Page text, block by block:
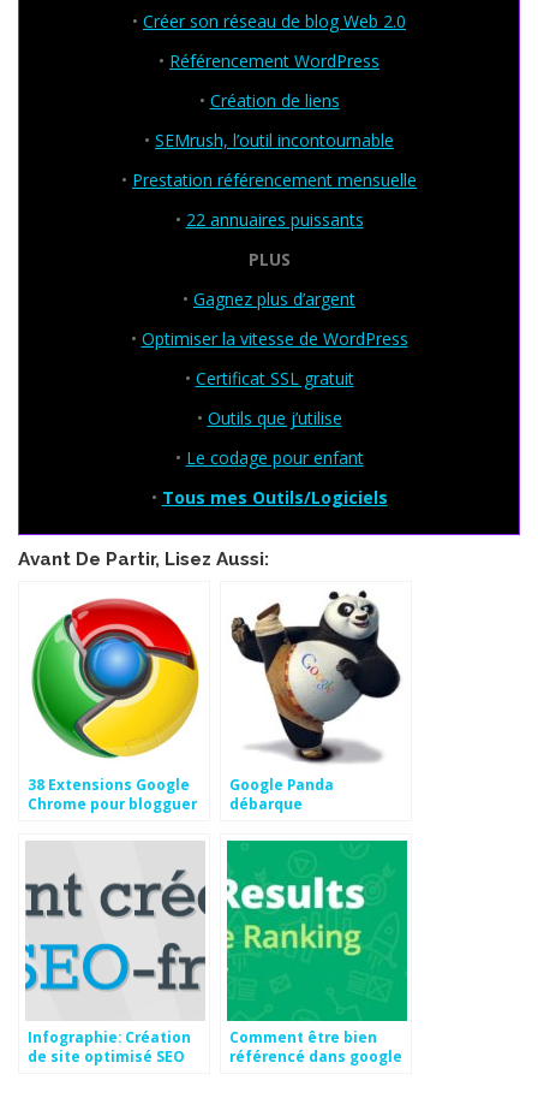
• Créer son réseau de blog Web 2.0
• Référencement WordPress
• Création de liens
• SEMrush, l’outil incontournable
• Prestation référencement mensuelle
• 22 annuaires puissants
PLUS
• Gagnez plus d’argent
• Optimiser la vitesse de WordPress
• Certificat SSL gratuit
• Outils que j’utilise
• Le codage pour enfant
• Tous mes Outils/Logiciels
Avant De Partir, Lisez Aussi:
38 Extensions Google
Chrome pour blogguer
Google Panda
débarque
Infographie: Création
de site optimisé SEO
Comment être bien
référencé dans google